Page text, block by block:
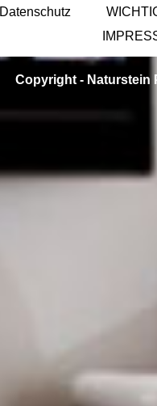
Datenschutz
Copyright - Naturstein